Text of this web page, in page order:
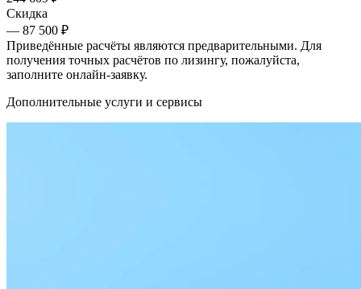
Скидка
— 87 500 ₽
Приведённые расчёты являются предварительными. Для
получения точных расчётов по лизингу, пожалуйста,
заполните онлайн-заявку.
Дополнительные услуги и сервисы